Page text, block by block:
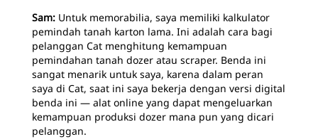
Sam: Untuk memorabilia, saya memiliki kalkulator
pemindah tanah karton lama. Ini adalah cara bagi
pelanggan Cat menghitung kemampuan
pemindahan tanah dozer atau scraper. Benda ini
sangat menarik untuk saya, karena dalam peran
saya di Cat, saat ini saya bekerja dengan versi digital
benda ini — alat online yang dapat mengeluarkan
kemampuan produksi dozer mana pun yang dicari
pelanggan.